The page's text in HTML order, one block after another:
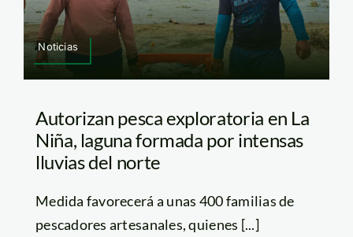
Noticias
Autorizan pesca exploratoria en La
Niña, laguna formada por intensas
lluvias del norte
Medida favorecerá a unas 400 familias de
pescadores artesanales, quienes [...]